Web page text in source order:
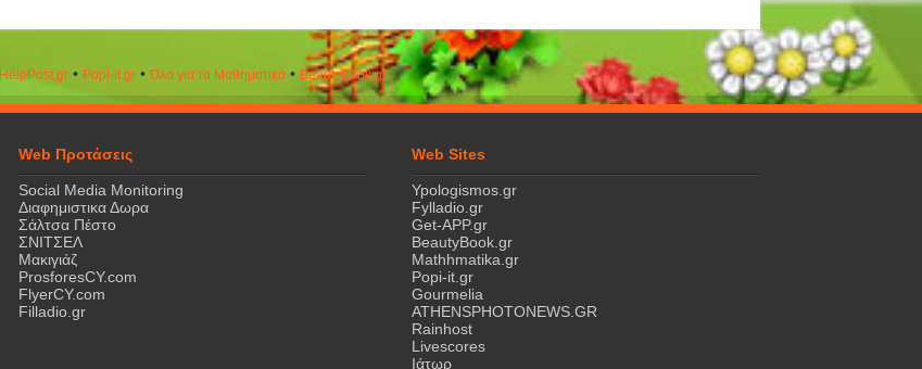
HelpPost.gr• Popi-it.gr•Όλα για τα Μαθηματικά• ΒeautyΒook.gr
Web Προτάσεις
Social Media Monitoring
Διαφημιστικα Δωρα
Σάλτσα Πέστο
ΣΝΙΤΣΕΛ
Μακιγιάζ
ProsforesCY.com
FlyerCY.com
Filladio.gr
Web Sites
Ypologismos.gr
Fylladio.gr
Get-APP.gr
BeautyBook.gr
Mathhmatika.gr
Popi-it.gr
Gourmelia
ATHENSPHOTONEWS.GR
Rainhost
Livescores
Ιάτωρ